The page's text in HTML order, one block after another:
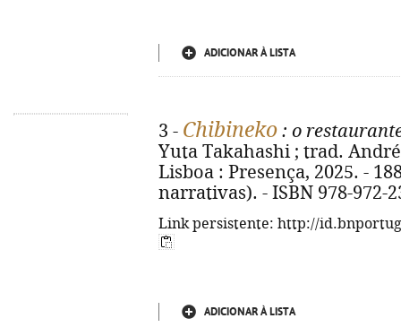
ADICIONAR À LISTA
3 - Chibineko : o
Yuta Takahashi ; trad.
Lisboa : Presença, 2025. -
narrativas). - ISBN 978-972-
Link persistente: http://
ADICIONAR À LISTA